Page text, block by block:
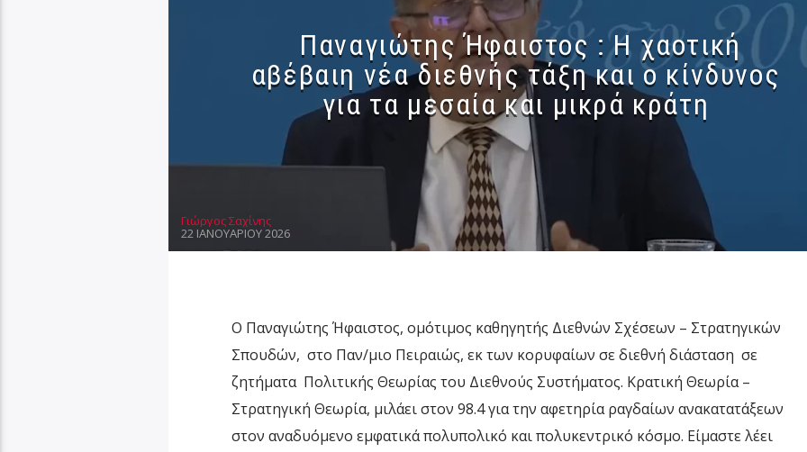
Παναγιώτης Ήφαιστος : Η χαοτική
αβέβαιη νέα διεθνής τάξη και ο κίνδυνος
για τα μεσαία και μικρά κράτη
Γιώργος Σαχίνης
22 ΙΑΝΟΥΑΡΊΟΥ 2026
Ο Παναγιώτης Ήφαιστος, ομότιμος καθηγητής Διεθνών Σχέσεων – Στρατηγικών
Σπουδών, στο Παν/μιο Πειραιώς, εκ των κορυφαίων σε διεθνή διάσταση σε
ζητήματα Πολιτικής Θεωρίας του Διεθνούς Συστήματος. Κρατική Θεωρία –
Στρατηγική Θεωρία, μιλάει στον 98.4 για την αφετηρία ραγδαίων ανακατατάξεων
στον αναδυόμενο εμφατικά πολυπολικό και πολυκεντρικό κόσμο. Είμαστε λέει